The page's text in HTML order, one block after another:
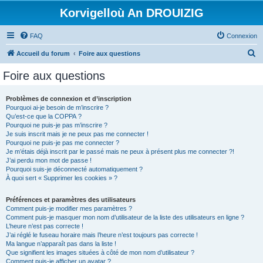
Korvigelloù An DROUIZIG
FAQ Connexion
Accueil du forum Foire aux questions
Foire aux questions
Problèmes de connexion et d’inscription
Pourquoi ai-je besoin de m’inscrire ?
Qu’est-ce que la COPPA ?
Pourquoi ne puis-je pas m’inscrire ?
Je suis inscrit mais je ne peux pas me connecter !
Pourquoi ne puis-je pas me connecter ?
Je m’étais déjà inscrit par le passé mais ne peux à présent plus me connecter ?!
J’ai perdu mon mot de passe !
Pourquoi suis-je déconnecté automatiquement ?
À quoi sert « Supprimer les cookies » ?
Préférences et paramètres des utilisateurs
Comment puis-je modifier mes paramètres ?
Comment puis-je masquer mon nom d’utilisateur de la liste des utilisateurs en ligne ?
L’heure n’est pas correcte !
J’ai réglé le fuseau horaire mais l’heure n’est toujours pas correcte !
Ma langue n’apparaît pas dans la liste !
Que signifient les images situées à côté de mon nom d’utilisateur ?
Comment puis-je afficher un avatar ?